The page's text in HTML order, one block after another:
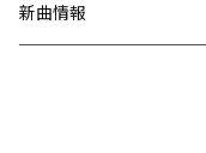
新曲情報